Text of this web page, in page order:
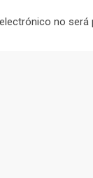
no será